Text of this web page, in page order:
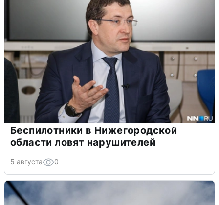
Беспилотники в Нижегородской
области ловят нарушителей
5 августа 0